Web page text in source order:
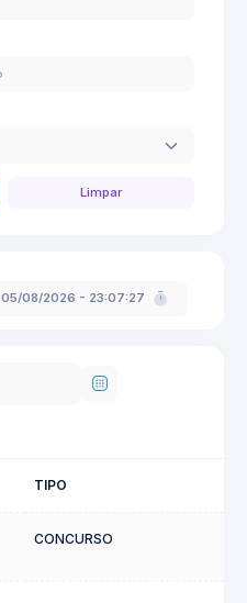
Limpar
05/08/2026 - 23:07:27
TIPO
CONCURSO